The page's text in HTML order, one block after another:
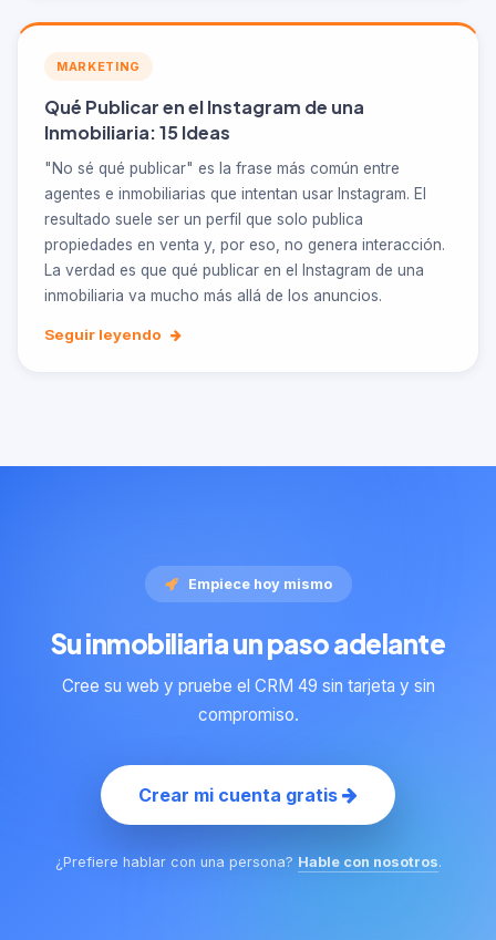
MARKETING
Qué Publicar en el Instagram de una
Inmobiliaria: 15 Ideas
"No sé qué publicar" es la frase más común entre
agentes e inmobiliarias que intentan usar Instagram. El
resultado suele ser un perfil que solo publica
propiedades en venta y, por eso, no genera interacción.
La verdad es que qué publicar en el Instagram de una
inmobiliaria va mucho más allá de los anuncios.
Seguir leyendo
Empiece hoy mismo
Su inmobiliaria un paso adelante
Cree su web y pruebe el CRM 49 sin tarjeta y sin
compromiso.
Crear mi cuenta gratis
¿Prefiere hablar con una persona? Hable con nosotros.